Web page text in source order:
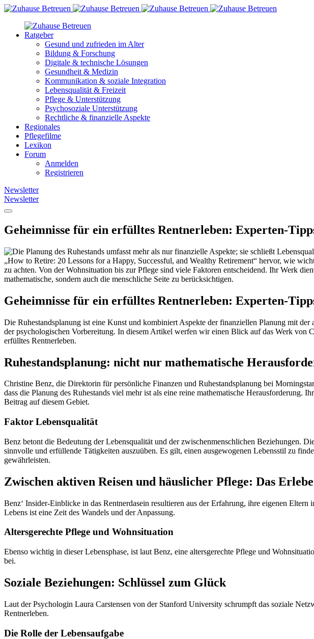
Ratgeber
Gesund und zufrieden im Alter
Bildung & Forschung
Digitale & technische Lösungen
Gesundheit & Medizin
Kommunikation & soziale Integration
Lebensqualität & Freizeit
Pflege & Unterstützung
Psychosoziale Unterstützung
Rechtliche & finanzielle Aspekte
Regionales
Pflegefilme
Lexikon
Forum
Anmelden
Registrieren
Newsletter
Newsletter
Geheimnisse für ein erfülltes Rentnerleben: Experten-
Geheimnisse für ein erfülltes Rentnerleben: Experten-
Die Ruhestandsplanung ist eine Kunst und kombiniert Aspekte der finanziellen Planung mit
der psychologischen Vorbereitung. In diesem Artikel werfen wir einen Blick auf das Werk von
erfülltes Rentnerleben.
Ruhestandsplanung: nicht nur mathematische
Christine Benz, die Direktorin für persönliche Finanzen und Ruhestandsplanung bei
dass die Planung des Ruhestands viel mehr ist als eine reine mathematische Herausforderung.
Beitrag auf diesem Gebiet.
Faktor Lebensqualität
Benz betont die Bedeutung der Lebensqualität und der zwischenmenschlichen Beziehungen.
sinnvolle und erfüllende Tätigkeiten auszuüben. Es gilt, einen ausgewogenen Lebensstil zu
gewährleisten.
Zwischen aktiven Reisen und häuslicher Pflege: Das
Benz‘ Insider-Einblicke in das Rentnerdasein resultieren aus der Erfahrung, ihre eigenen
Lebens ist eine Zeit des Wandels und der Anpassung.
Altersgerechte Pflege und Wohnsituation
Ebenso wichtig in dieser Lebensphase, ist laut Benz, eine altersgerechte Pflege und
bei.
Soziale Beziehungen: Schlüssel zum Glück
Laut der Psychologin Laura Carstensen von der Stanford University schrumpft das soziale
Rentnerleben.
Die Rolle der Lebensaufgabe